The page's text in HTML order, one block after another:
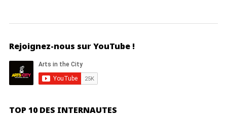
Rejoignez-nous sur YouTube !
TOP 10 DES INTERNAUTES